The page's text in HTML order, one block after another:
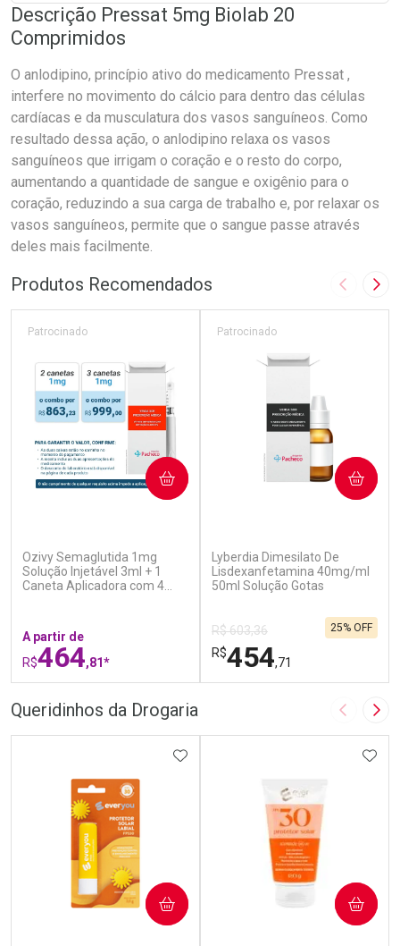
Descrição Pressat 5mg Biolab 20
Comprimidos
O anlodipino, princípio ativo do medicamento Pressat ,
interfere no movimento do cálcio para dentro das células
cardíacas e da musculatura dos vasos sanguíneos. Como
resultado dessa ação, o anlodipino relaxa os vasos
sanguíneos que irrigam o coração e o resto do corpo,
aumentando a quantidade de sangue e oxigênio para o
coração, reduzindo a sua carga de trabalho e, por relaxar os
vasos sanguíneos, permite que o sangue passe através
deles mais facilmente.
Produtos Recomendados Imagem
Ozivy Semaglutida 1mg
Solução Injetável 3ml + 1
Caneta Aplicadora com 4
Patrocinado
A partir de
R$464,81*
COMPRAR
Lyberdia Dimesilato De
Lisdexanfetamina 40mg/ml
50ml Solução Gotas
Patrocinado
R$ 603,36
R$454,71
25% OFF
COMPRAR
Queridinhos da Drogaria Imagem
ADICIONAR AOS FAVORITOS
COMPRAR COMPRAR